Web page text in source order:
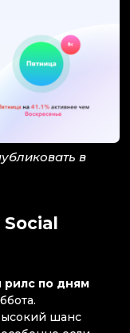
в
рилс по дням
шанс